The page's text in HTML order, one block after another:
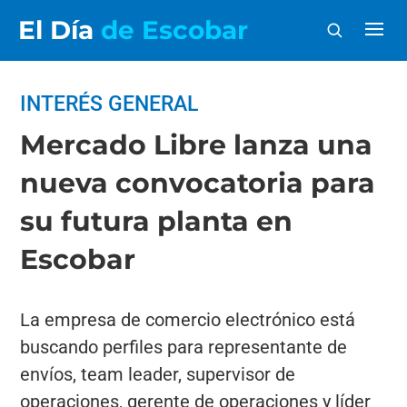
El Día de Escobar
INTERÉS GENERAL
Mercado Libre lanza una
nueva convocatoria para
su futura planta en
Escobar
La empresa de comercio electrónico está
buscando perfiles para representante de
envíos, team leader, supervisor de
operaciones, gerente de operaciones y líder